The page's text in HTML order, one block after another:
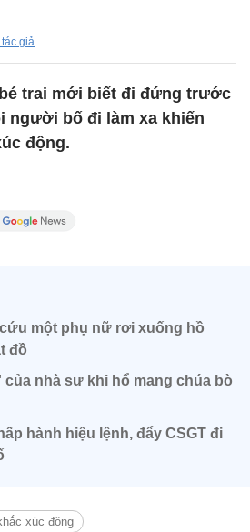
giả
trai mới biết đi đứng trước
người bố đi làm xa khiến
động.
một phụ nữ rơi xuống hồ
đồ
nhà sư khi hổ mang chúa bò
hành hiệu lệnh, đẩy CSGT đi
xúc động